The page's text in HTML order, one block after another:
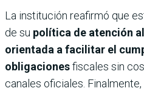
La institución reafirmó que
de su política de atención
orientada a facilitar el
obligacionesfiscales sin
canales oficiales.